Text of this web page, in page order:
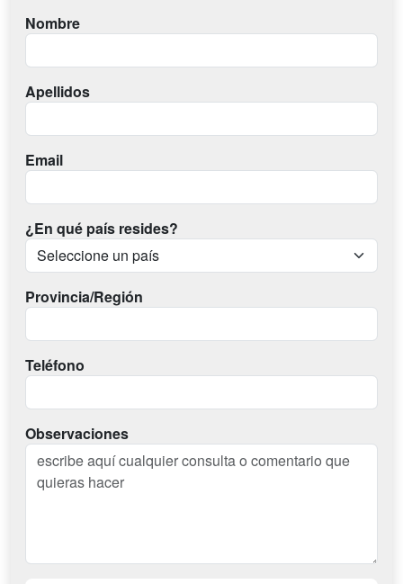
Nombre
Apellidos
Email
¿En qué país resides?
Provincia/Región
Teléfono
Observaciones